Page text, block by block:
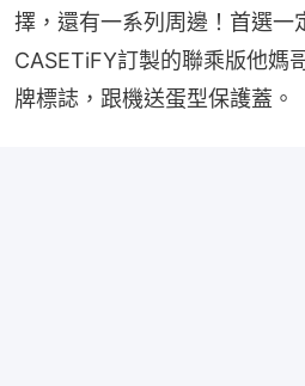
擇，還有一系列周邊！首選一
CASETiFY訂製的聯乘版他媽
牌標誌，跟機送蛋型保護蓋。